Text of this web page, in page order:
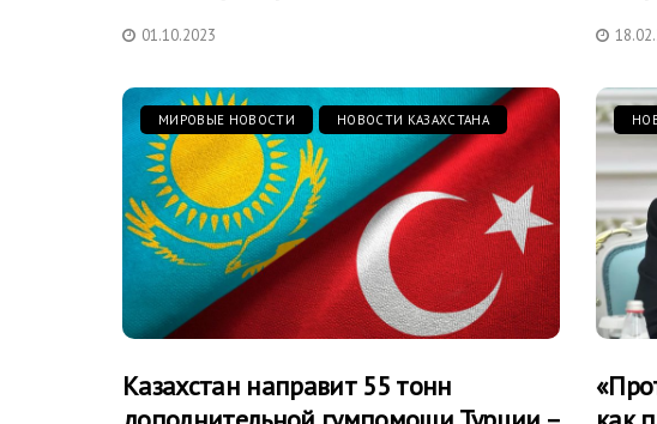
01.10.2023
МИРОВЫЕ НОВОСТИ НОВОСТИ КАЗАХСТАНА
Казахстан направит 55 тонн